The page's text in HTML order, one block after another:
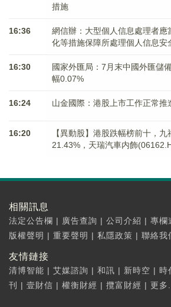
措施
16:36
網信辦：大型個人信息處理者應
化等措施保障所處理個人信息安
16:30
國家外匯局：7月末中國外匯儲
幅0.07%
16:24 山金國際：港股上市工作正常推
16:20
【異動股】港股跌幅榜前十，
21.43%，天瑞汽車内飾
相關訊息
法定公告欄 | 廣告查詢 | 公司介紹 | 專欄
版權聲明 | 重要聲明 | 私隱政策 | 聯絡我
友情鏈接
清博智能 | 艾媒諮詢 | 和訊 | 新時空 | 時
刊
| 壹財信 | 權衡財經 | 攬富財經 | 更多